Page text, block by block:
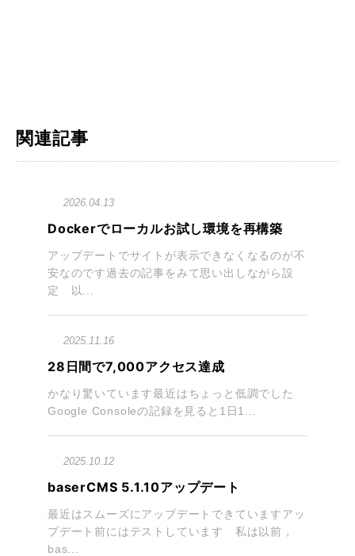
関連記事
2026.04.13
Dockerでローカルお試し環境を再構築
アップデートでサイトが表示できなくなるのが不
安なのです過去の記事をみて思い出しながら設
定 以...
2025.11.16
28日間で7,000アクセス達成
かなり驚いています最近はちょっと低調でした
Google Consoleの記録を見ると1日1...
2025.10.12
baserCMS 5.1.10アップデート
最近はスムーズにアップデートできていますアッ
プデート前にはテストしています 私は以前，
bas...